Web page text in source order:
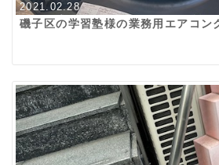
2021.02.28
磯子区の学習塾様の業務用エアコン